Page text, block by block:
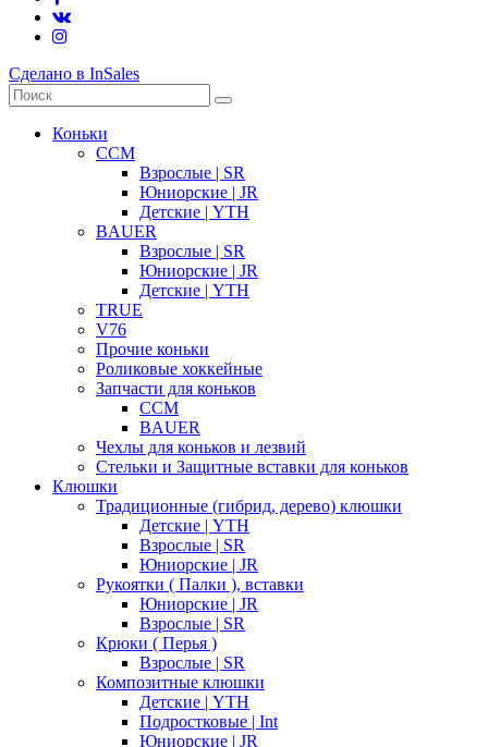
Сделано в InSales
Коньки
CCM
Взрослые | SR
Юниорские | JR
Детские | YTH
BAUER
Взрослые | SR
Юниорские | JR
Детские | YTH
TRUE
V76
Прочие коньки
Роликовые хоккейные
Запчасти для коньков
CCM
BAUER
Чехлы для коньков и лезвий
Стельки и Защитные вставки для коньков
Клюшки
Традиционные (гибрид, дерево) клюшки
Детские | YTH
Взрослые | SR
Юниорские | JR
Рукоятки ( Палки ), вставки
Юниорские | JR
Взрослые | SR
Крюки ( Перья )
Взрослые | SR
Композитные клюшки
Детские | YTH
Подростковые | Int
Юниорские | JR